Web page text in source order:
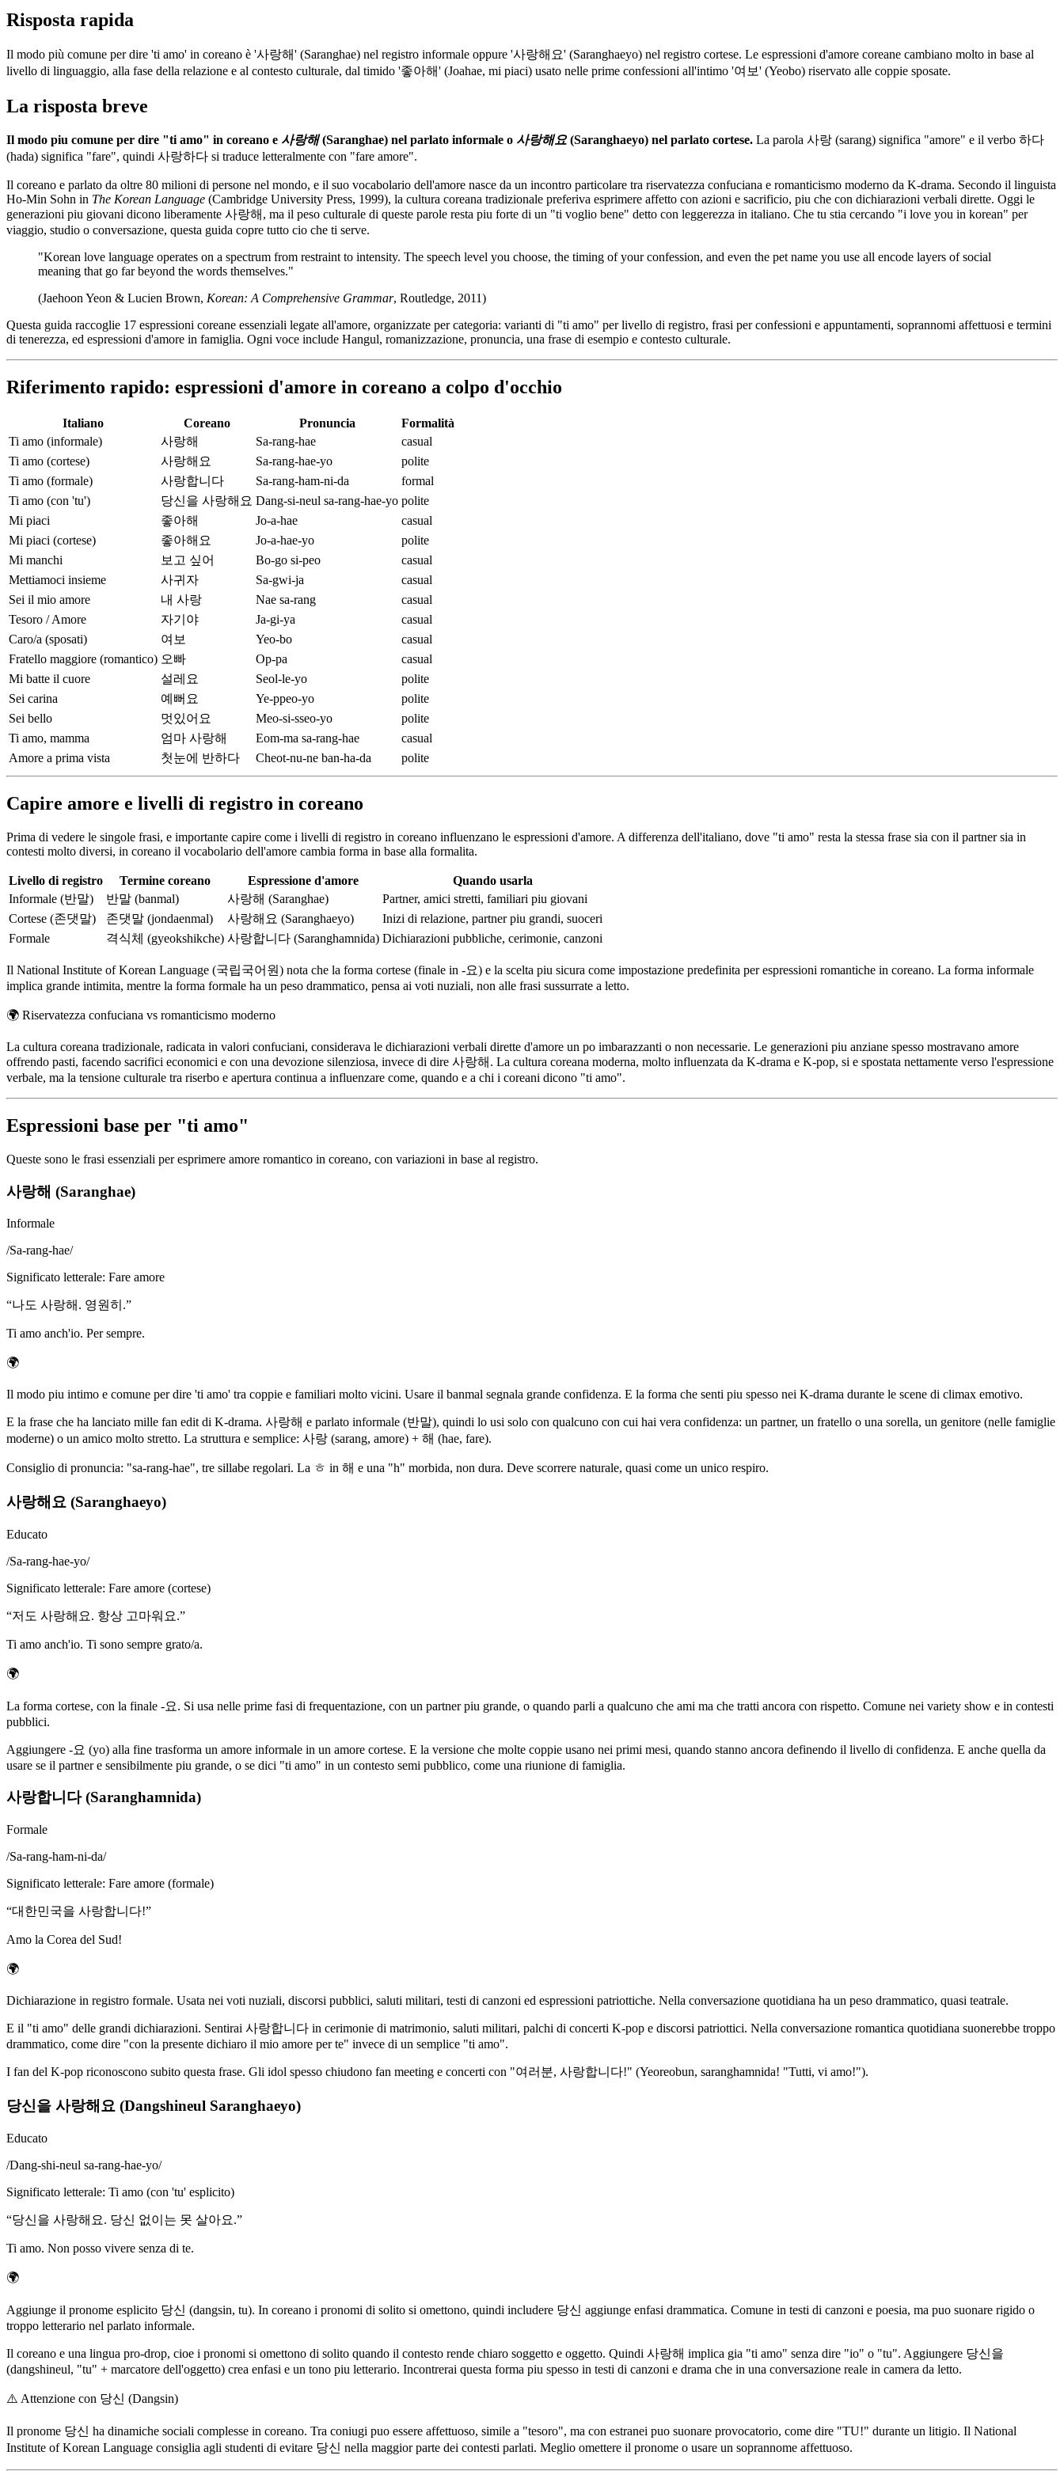
Risposta rapida
Il modo più comune per dire 'ti amo' in coreano è '사랑해' (Saranghae) nel registro informale oppure '사랑해요' (Saranghaeyo) nel registro cortese. Le espressioni d'amore coreane cambiano molto in base al
livello di linguaggio, alla fase della relazione e al contesto culturale, dal timido '좋아해' (Joahae, mi piaci) usato nelle prime confessioni all'intimo '여보' (Yeobo) riservato alle coppie sposate.
La risposta breve
Il modo piu comune per dire "ti amo" in coreano e 사랑해(Saranghae) nel parlato informale o 사랑해요 (Saranghaeyo) nel parlato cortese. La parola 사랑 (sarang) significa "amore" e il verbo 하다
(hada) significa "fare", quindi 사랑하다 si traduce letteralmente con "fare amore".
Il coreano e parlato da oltre 80 milioni di persone nel mondo, e il suo vocabolario dell'amore nasce da un incontro particolare tra riservatezza confuciana e romanticismo moderno da K-drama. Secondo il linguista
Ho-Min Sohn in The Korean Language (Cambridge University Press, 1999), la cultura coreana tradizionale preferiva esprimere affetto con azioni e sacrificio, piu che con dichiarazioni verbali dirette. Oggi le
generazioni piu giovani dicono liberamente 사랑해, ma il peso culturale di queste parole resta piu forte di un "ti voglio bene" detto con leggerezza in italiano. Che tu stia cercando "i love you in korean" per
viaggio, studio o conversazione, questa guida copre tutto cio che ti serve.
"Korean love language operates on a spectrum from restraint to intensity. The speech level you choose, the timing of your confession, and even the pet name you use all encode layers of social
meaning that go far beyond the words themselves."
(Jaehoon Yeon & Lucien Brown, Korean: A Comprehensive Grammar, Routledge, 2011)
Questa guida raccoglie 17 espressioni coreane essenziali legate all'amore, organizzate per categoria: varianti di "ti amo" per livello di registro, frasi per confessioni e appuntamenti, soprannomi affettuosi e termini
di tenerezza, ed espressioni d'amore in famiglia. Ogni voce include Hangul, romanizzazione, pronuncia, una frase di esempio e contesto culturale.
Riferimento rapido: espressioni d'amore in coreano a colpo d'occhio
Italiano Coreano Pronuncia
Formalità
Ti amo (informale)
사랑해 Sa-rang-hae
casual
Ti amo (cortese)
사랑해요 Sa-rang-hae-yo
polite
Ti amo (formale)
사랑합니다 Sa-rang-ham-ni-da
formal
Ti amo (con 'tu')
당신을 사랑해요 Dang-si-neul sa-rang-hae-yo polite
Mi piaci
좋아해 Jo-a-hae
casual
Mi piaci (cortese)
좋아해요 Jo-a-hae-yo
polite
Mi manchi
보고 싶어 Bo-go si-peo
casual
Mettiamoci insieme
사귀자 Sa-gwi-ja
casual
Sei il mio amore
내 사랑 Nae sa-rang
casual
Tesoro / Amore
자기야 Ja-gi-ya
casual
Caro/a (sposati)
여보 Yeo-bo
casual
Fratello maggiore (romantico) 오빠 Op-pa
casual
Mi batte il cuore
설레요 Seol-le-yo
polite
Sei carina
예뻐요 Ye-ppeo-yo
polite
Sei bello
멋있어요 Meo-si-sseo-yo
polite
Ti amo, mamma
엄마 사랑해 Eom-ma sa-rang-hae
casual
Amore a prima vista
첫눈에 반하다 Cheot-nu-ne ban-ha-da polite
Capire amore e livelli di registro in coreano
Prima di vedere le singole frasi, e importante capire come i livelli di registro in coreano influenzano le espressioni d'amore. A differenza dell'italiano, dove "ti amo" resta la stessa frase sia con il partner sia in
contesti molto diversi, in coreano il vocabolario dell'amore cambia forma in base alla formalita.
Livello di registro Termine coreano Espressione d'amore
Quando usarla
Informale (반말)
반말 (banmal) 사랑해 (Saranghae)
Partner, amici stretti, familiari piu giovani
Cortese (존댓말)
존댓말 (jondaenmal) 사랑해요 (Saranghaeyo)
Inizi di relazione, partner piu grandi, suoceri
Formale
격식체 (gyeokshikche) 사랑합니다 (Saranghamnida) Dichiarazioni pubbliche, cerimonie, canzoni
Il National Institute of Korean Language (국립국어원) nota che la forma cortese (finale in -요) e la scelta piu sicura come impostazione predefinita per espressioni romantiche in coreano. La forma informale
implica grande intimita, mentre la forma formale ha un peso drammatico, pensa ai voti nuziali, non alle frasi sussurrate a letto.
🌍 Riservatezza confuciana vs romanticismo moderno
La cultura coreana tradizionale, radicata in valori confuciani, considerava le dichiarazioni verbali dirette d'amore un po imbarazzanti o non necessarie. Le generazioni piu anziane spesso mostravano amore
offrendo pasti, facendo sacrifici economici e con una devozione silenziosa, invece di dire 사랑해. La cultura coreana moderna, molto influenzata da K-drama e K-pop, si e spostata nettamente verso l'espressione
verbale, ma la tensione culturale tra riserbo e apertura continua a influenzare come, quando e a chi i coreani dicono "ti amo".
Espressioni base per "ti amo"
Queste sono le frasi essenziali per esprimere amore romantico in coreano, con variazioni in base al registro.
사랑해 (Saranghae)
Informale
/Sa-rang-hae/
Significato letterale: Fare amore
“나도 사랑해. 영원히.”
Ti amo anch'io. Per sempre.
🌍
Il modo piu intimo e comune per dire 'ti amo' tra coppie e familiari molto vicini. Usare il banmal segnala grande confidenza. E la forma che senti piu spesso nei K-drama durante le scene di climax emotivo.
E la frase che ha lanciato mille fan edit di K-drama. 사랑해 e parlato informale (반말), quindi lo usi solo con qualcuno con cui hai vera confidenza: un partner, un fratello o una sorella, un genitore (nelle famiglie
moderne) o un amico molto stretto. La struttura e semplice: 사랑 (sarang, amore) + 해 (hae, fare).
Consiglio di pronuncia: "sa-rang-hae", tre sillabe regolari. La ㅎ in 해 e una "h" morbida, non dura. Deve scorrere naturale, quasi come un unico respiro.
사랑해요 (Saranghaeyo)
Educato
/Sa-rang-hae-yo/
Significato letterale: Fare amore (cortese)
“저도 사랑해요. 항상 고마워요.”
Ti amo anch'io. Ti sono sempre grato/a.
🌍
La forma cortese, con la finale -요. Si usa nelle prime fasi di frequentazione, con un partner piu grande, o quando parli a qualcuno che ami ma che tratti ancora con rispetto. Comune nei variety show e in contesti
pubblici.
Aggiungere -요 (yo) alla fine trasforma un amore informale in un amore cortese. E la versione che molte coppie usano nei primi mesi, quando stanno ancora definendo il livello di confidenza. E anche quella da
usare se il partner e sensibilmente piu grande, o se dici "ti amo" in un contesto semi pubblico, come una riunione di famiglia.
사랑합니다 (Saranghamnida)
Formale
/Sa-rang-ham-ni-da/
Significato letterale: Fare amore (formale)
“대한민국을 사랑합니다!”
Amo la Corea del Sud!
🌍
Dichiarazione in registro formale. Usata nei voti nuziali, discorsi pubblici, saluti militari, testi di canzoni ed espressioni patriottiche. Nella conversazione quotidiana ha un peso drammatico, quasi teatrale.
E il "ti amo" delle grandi dichiarazioni. Sentirai 사랑합니다 in cerimonie di matrimonio, saluti militari, palchi di concerti K-pop e discorsi patriottici. Nella conversazione romantica quotidiana suonerebbe troppo
drammatico, come dire "con la presente dichiaro il mio amore per te" invece di un semplice "ti amo".
I fan del K-pop riconoscono subito questa frase. Gli idol spesso chiudono fan meeting e concerti con "여러분, 사랑합니다!" (Yeoreobun, saranghamnida! "Tutti, vi amo!").
당신을 사랑해요 (Dangshineul Saranghaeyo)
Educato
/Dang-shi-neul sa-rang-hae-yo/
Significato letterale: Ti amo (con 'tu' esplicito)
“당신을 사랑해요. 당신 없이는 못 살아요.”
Ti amo. Non posso vivere senza di te.
🌍
Aggiunge il pronome esplicito 당신 (dangsin, tu). In coreano i pronomi di solito si omettono, quindi includere 당신 aggiunge enfasi drammatica. Comune in testi di canzoni e poesia, ma puo suonare rigido o
troppo letterario nel parlato informale.
Il coreano e una lingua pro-drop, cioe i pronomi si omettono di solito quando il contesto rende chiaro soggetto e oggetto. Quindi 사랑해 implica gia "ti amo" senza dire "io" o "tu". Aggiungere 당신을
(dangshineul, "tu" + marcatore dell'oggetto) crea enfasi e un tono piu letterario. Incontrerai questa forma piu spesso in testi di canzoni e drama che in una conversazione reale in camera da letto.
⚠️ Attenzione con 당신 (Dangsin)
Il pronome 당신 ha dinamiche sociali complesse in coreano. Tra coniugi puo essere affettuoso, simile a "tesoro", ma con estranei puo suonare provocatorio, come dire "TU!" durante un litigio. Il National
Institute of Korean Language consiglia agli studenti di evitare 당신 nella maggior parte dei contesti parlati. Meglio omettere il pronome o usare un soprannome affettuoso.